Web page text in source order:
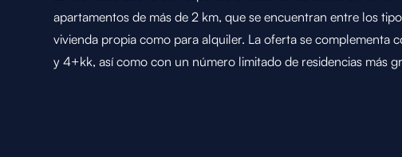
apartamentos de más de 2 km, que se encuentran entre los
vivienda propia como para alquiler. La oferta se complementa
y 4+kk, así como con un número limitado de residencias más